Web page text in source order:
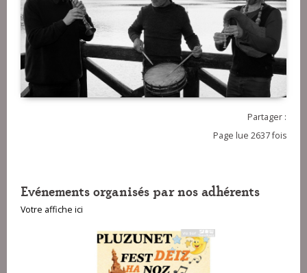
Partager :
Page lue 2637 fois
Evénements organisés par nos adhérents
Votre affiche ici